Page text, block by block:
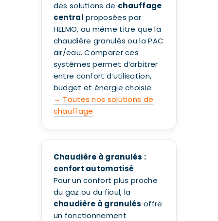
des solutions de chauffage
central proposées par
HELMO, au même titre que la
chaudière granulés ou la PAC
air/eau. Comparer ces
systèmes permet d’arbitrer
entre confort d’utilisation,
budget et énergie choisie.
→ Toutes nos solutions de
chauffage
Chaudière à granulés :
confort automatisé
Pour un confort plus proche
du gaz ou du fioul, la
chaudière à granulés offre
un fonctionnement